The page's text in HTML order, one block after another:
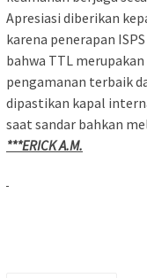
Apresiasi diberikan
karena penerapan
bahwa TTL
pengamanan terbaik
dipastikan kapal
saat sandar bahkan
***ERICK A.M.